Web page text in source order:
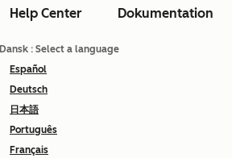
Help Center Dokumentation
Dansk : Select a language
Español
Deutsch
日本語
Português
Français